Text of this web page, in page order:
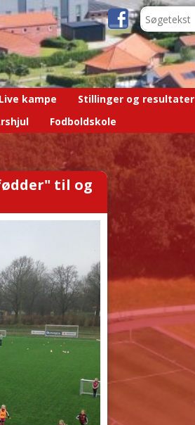
Live kampe Stillinger og resultater
Fodboldskole
til og